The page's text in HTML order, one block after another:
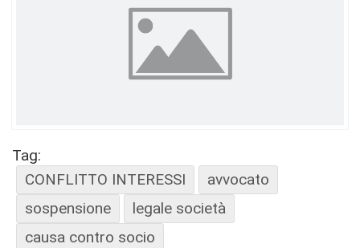
Tag:
CONFLITTO INTERESSI
avvocato
sospensione
legale società
causa contro socio